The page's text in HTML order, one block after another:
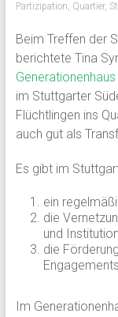
Partizipation, Quartier,
Beim Treffen der
berichtete Tina
im Stuttgarter
Flüchtlingen ins
auch gut als
Es gibt im
ein
die
und
die
Im